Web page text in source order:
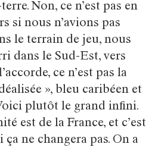
Non, ce n’est pas en
si nous n’avions pas
le terrain de jeu, nous
dans le Sud-Est, vers
ce n’est pas la
», bleu caribéen et
plutôt le grand infini.
est de la France, et c’est
ne changera pas. On a